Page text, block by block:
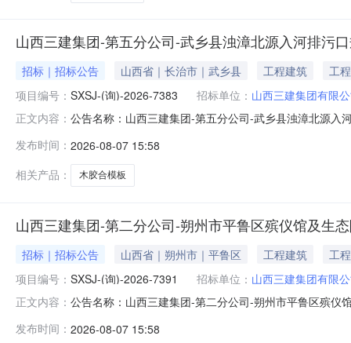
山西三建集团-第五分公司-武乡县浊漳北源入河排污
招标｜招标公告 山西省｜长治市｜武乡县 工程建筑
工程
项目编号： SXSJ-(询)-2026-7383 招标单位： 山西三建集团有限
正文内容： 公告名称：山西三建集团-第五分公司-武乡县浊漳北源入
项目设计施工总承包-木胶合模板物资采购采购公告采购
发布时间： 2026-08-07 15:58
相关产品：
木胶合模板
山西三建集团-第二分公司-朔州市平鲁区殡仪馆及生
招标｜招标公告 山西省｜朔州市｜平鲁区 工程建筑
工程
项目编号： SXSJ-(询)-2026-7391 招标单位： 山西三建集团有限
正文内容： 公告名称：山西三建集团-第二分公司-朔州市平鲁区殡仪
采购编号：SXSJ-(询)-2026-7391发布日期：2026-08-
发布时间： 2026-08-07 15:58